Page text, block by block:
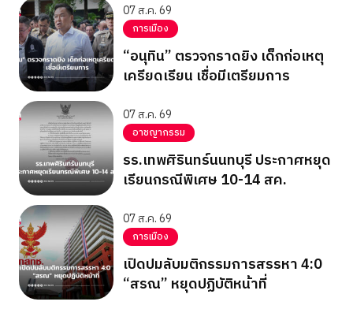
07 ส.ค. 69
การเมือง
“อนุทิน” ตรวจกราดยิง เด็กก่อเหตุ
เครียดเรียน เชื่อมีเตรียมการ
07 ส.ค. 69
อาชญากรรม
รร.เทพศิรินทร์นนทบุรี ประกาศหยุด
เรียนกรณีพิเศษ 10-14 สค.
07 ส.ค. 69
การเมือง
เปิดปมลับมติกรรมการสรรหา 4:0
“สรณ” หยุดปฏิบัติหน้าที่